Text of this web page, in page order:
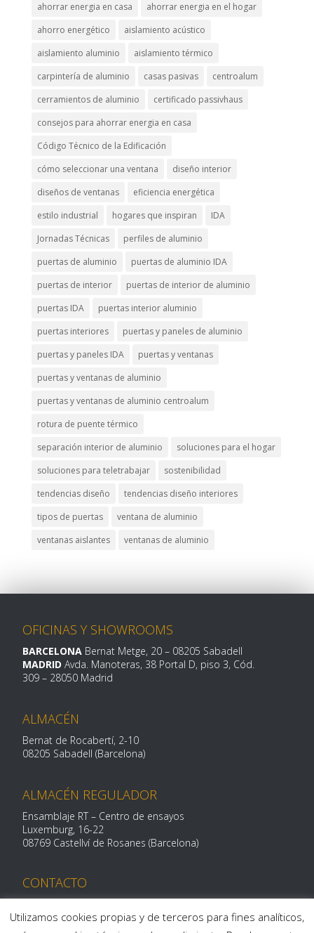
ahorrar energia en casa
ahorrar energia en el hogar
ahorro energético
aislamiento acústico
aislamiento aluminio
aislamiento térmico
carpintería de aluminio
casas pasivas
centroalum
cerramientos de aluminio
certificado passivhaus
consejos para ahorrar energia en casa
Código Técnico de la Edificación
cómo seleccionar una ventana
diseño interior
diseños de ventanas
eficiencia energética
estilo industrial
hogares que inspiran
IDA
Jornadas Técnicas
perfiles de aluminio
puertas de aluminio
puertas de aluminio IDA
puertas de interior
puertas de interior de aluminio
puertas IDA
puertas interior aluminio
puertas interiores
puertas y paneles de aluminio
puertas y paneles IDA
puertas y ventanas
puertas y ventanas de aluminio
puertas y ventanas de aluminio centroalum
rotura de puente térmico
separación interior de aluminio
soluciones para el hogar
soluciones para teletrabajar
sostenibilidad
tendencias diseño
tendencias diseño interiores
tipos de puertas
ventana de aluminio
ventanas aislantes
ventanas de aluminio
OFICINAS Y SHOWROOMS
BARCELONA Bernat Metge, 20– 08205 Sabadell
MADRID Avda. Manoteras, 38 Portal D, piso 3, Cód.
309 – 28050 Madrid
ALMACÉN
Bernat de Rocabertí, 2-10
08205 Sabadell (Barcelona)
ALMACÉN REGULADOR
Ensamblaje RT – Centro de ensayos
Luxemburg, 16-22
08769 Castellví de Rosanes (Barcelona)
CONTACTO
Telf: 93 712 29 11
centroalum@centroalum.com
Utilizamos cookies propias y de terceros para fines analíticos,